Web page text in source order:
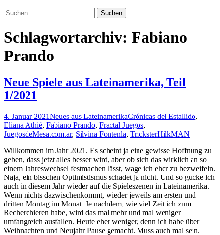
Suchen
nach:
Schlagwortarchiv: Fabiano
Prando
Neue Spiele aus Lateinamerika, Teil
1/2021
4. Januar 2021Neues aus LateinamerikaCrónicas del Estallido,
Eliana Athié, Fabiano Prando, Fractal Juegos,
JuegosdeMesa.com.ar, Silvina Fontenla, TricksterHilkMAN
Willkommen im Jahr 2021. Es scheint ja eine gewisse Hoffnung zu
geben, dass jetzt alles besser wird, aber ob sich das wirklich an so
einem Jahreswechsel festmachen lässt, wage ich eher zu bezweifeln.
Naja, ein bisschen Optimistismus schadet ja nicht. Und so gucke ich
auch in diesem Jahr wieder auf die Spieleszenen in Lateinamerika.
Wenn nichts dazwischenkommt, wieder jeweils am ersten und
dritten Montag im Monat. Je nachdem, wie viel Zeit ich zum
Recherchieren habe, wird das mal mehr und mal weniger
umfangreich ausfallen. Heute eher weniger, denn ich habe über
Weihnachten und Neujahr Pause gemacht. Muss auch mal sein.